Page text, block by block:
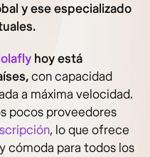
y ese especializado
hoy está
con capacidad
a máxima velocidad.
pocos proveedores
, lo que ofrece
cómoda para todos los